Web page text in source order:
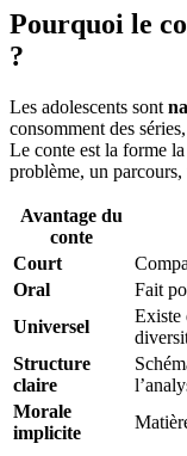
Pourquoi le
?
Les adolescents sont
consomment des
Le conte est la forme
problème, un
Avantage du
conte
Court
Oral
Fait
Universel
Existe
Structure
claire
Morale
implicite